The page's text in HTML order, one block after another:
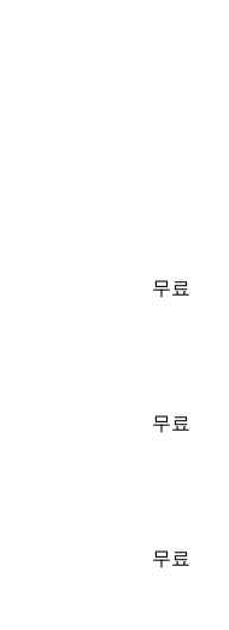
무료
무료
무료